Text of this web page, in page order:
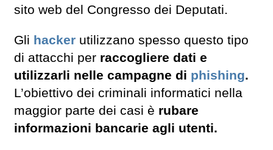
sito web del Congresso dei Deputati.
Gli hacker utilizzano spesso questo tipo
di attacchi per raccogliere dati e
utilizzarli nelle campagne di phishing.
L’obiettivo dei criminali informatici nella
maggior parte dei casi è rubare
informazioni bancarie agli utenti.